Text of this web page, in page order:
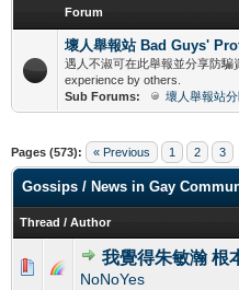
Forum
壞人舉報站 Bad Guys'
遇人不淑可在此舉報並分享防騙
experience by others.
Sub Forums:
壞人舉報站
Pages (573): « Previous 1 2 3
Gossips / News in Gay
Thread / Author
我覺得朱敏瀚 根
NoNoYes
0 Vote(s) - 0 out